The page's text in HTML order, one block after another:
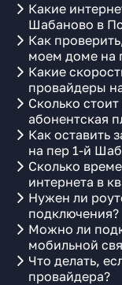
Какие
Шабаново в
Как
моем доме на
Какие
провайдеры
Сколько
абонентская
Как оставить
на пер 1-й
Сколько
интернета в
Нужен ли
подключения?
Можно ли
мобильной
Что делать,
провайдера?